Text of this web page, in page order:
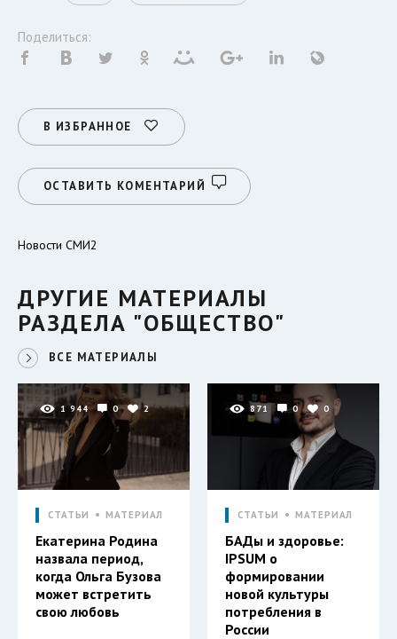
Поделиться:
В ИЗБРАННОЕ
ОСТАВИТЬ КОМЕНТАРИЙ
Новости СМИ2
ДРУГИЕ МАТЕРИАЛЫ
РАЗДЕЛА "ОБЩЕСТВО"
ВСЕ МАТЕРИАЛЫ
1 944 0 2
СТАТЬИ МАТЕРИАЛ
Екатерина Родина
назвала период,
когда Ольга Бузова
может встретить
свою любовь
871 0 0
СТАТЬИ МАТЕРИАЛ
БАДы и здоровье:
IPSUM о
формировании
новой культуры
потребления в
России